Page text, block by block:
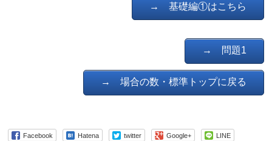
→ 基礎編①はこちら
→ 問題1
→ 場合の数・標準トップに戻る
Facebook Hatena twitter Google+ LINE